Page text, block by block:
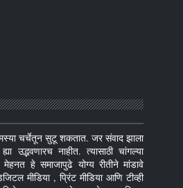
चर्चेतून सुटू शकतात. जर संवाद झाला
उद्भवणारच नाहीत. त्यासाठी चांगल्या
हे समाजापुढे योग्य रीतीने मांडावे
मीडिया , प्रिंट मीडिया आणि टीव्ही